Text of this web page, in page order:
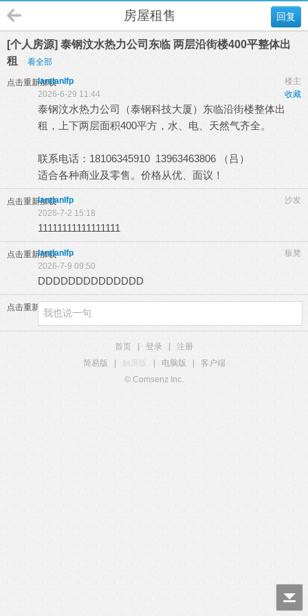
回复
房屋租售
[个人房源] 泰钢汶水热力公司东临 两层沿街楼400平整体出
租
看全部
点击重新加载 楼主
lantianlfp
收藏
2026-6-29 11:44
泰钢汶水热力公司（泰钢科技大厦）东临沿街楼整体出
租，上下两层面积400平方，水、电、天然气齐全。
联系电话：18106345910 13963463806 （吕）
适合各种商业及零售。价格从优、面议！
点击重新加载 沙发
lantianlfp
2026-7-2 15:18
11111111111111111
点击重新加载 板凳
lantianlfp
2026-7-9 09:50
DDDDDDDDDDDDDD
点击重新加载
首页 登录
注册
简易版
触屏版 电脑版
客户端
© Comsenz Inc.